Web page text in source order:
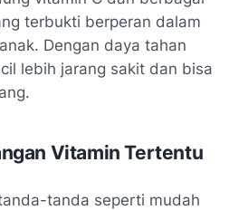
terbukti berperan dalam
Dengan daya tahan
lebih jarang sakit dan bisa
Vitamin Tertentu
tanda seperti mudah